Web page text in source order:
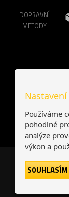
DOPRAVNÍ
METODY
Používáme
pohodlné
analýze
výkon a
SOUHLASÍM